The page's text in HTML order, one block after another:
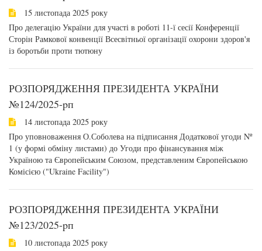
15 листопада 2025 року
Про делегацію України для участі в роботі 11-ї сесії Конференції
Сторін Рамкової конвенції Всесвітньої організації охорони здоров'я
із боротьби проти тютюну
РОЗПОРЯДЖЕННЯ ПРЕЗИДЕНТА УКРАЇНИ
№124/2025-pп
14 листопада 2025 року
Про уповноваження О.Соболева на підписання Додаткової угоди Nº
1 (у формі обміну листами) до Угоди про фінансування між
Україною та Європейським Союзом, представленим Європейською
Комісією ("Ukraine Facility")
РОЗПОРЯДЖЕННЯ ПРЕЗИДЕНТА УКРАЇНИ
№123/2025-pп
10 листопада 2025 року